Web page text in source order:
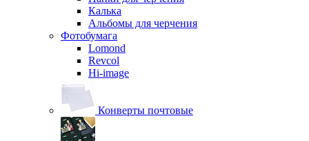
Калька
Альбомы для черчения
Фотобумага
Lomond
Revcol
Hi-image
Конверты почтовые